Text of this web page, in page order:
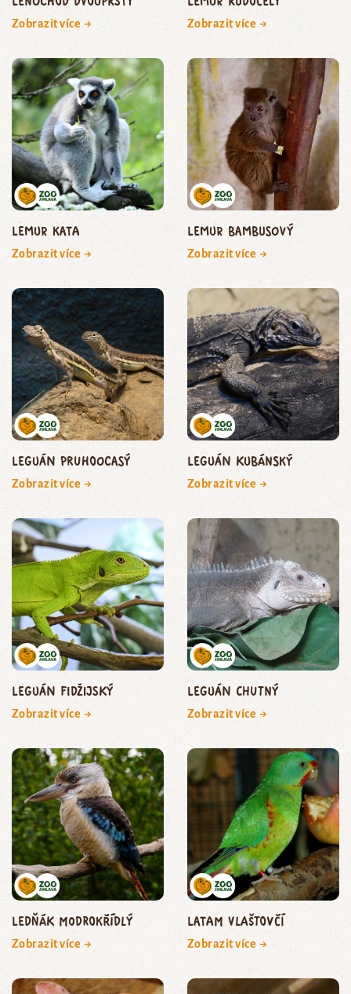
Zobrazit více → Zobrazit více →
lemur kata
Zobrazit více →
lemur bambusový
Zobrazit více →
leguán pruhoocasý
Zobrazit více →
leguán kubánský
Zobrazit více →
leguán fidžijský
Zobrazit více →
leguán chutný
Zobrazit více →
ledňák modrokřídlý
Zobrazit více →
Latam vlaštovčí
Zobrazit více →